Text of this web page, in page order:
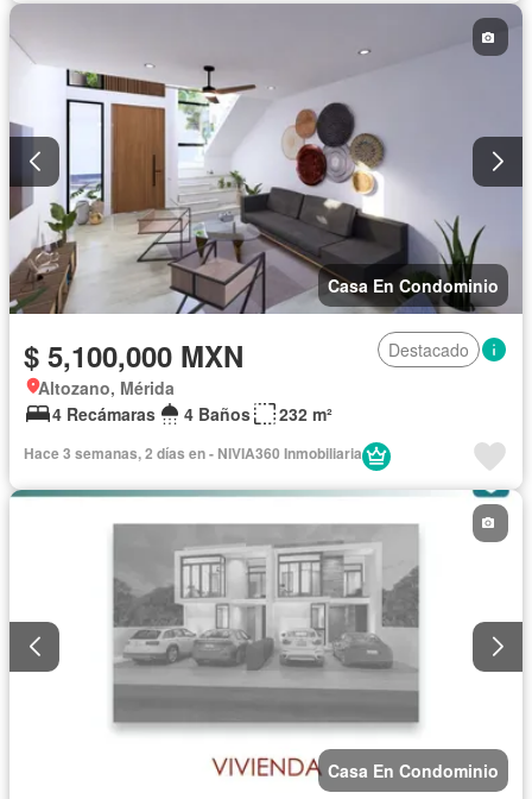
Casa En Condominio
$ 5,100,000 MXN
Destacado
Altozano, Mérida
4 Recámaras
4 Baños 232 m²
Hace 3 semanas, 2 días en - NIVIA360 Inmobiliaria
Casa En Condominio